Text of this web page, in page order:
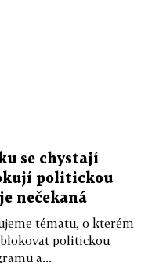
se chystají
politickou
nečekaná
tématu, o kterém
blokovat politickou
a...